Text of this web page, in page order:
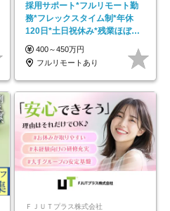
採用サポート*フルリモート勤
務*フレックスタイム制*年休
120日*土日祝休み*残業ほぼな
し*育児中社員8割以上
400～450万円
フルリモートあり
ＦＪＵＴプラス株式会社